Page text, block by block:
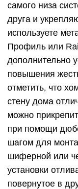
самого низа
друга и
используете
Профиль или
дополнительно
повышения
отметить, что
стену дома
можно
при помощи
шагом для
шиферной или
установки
повернутое в